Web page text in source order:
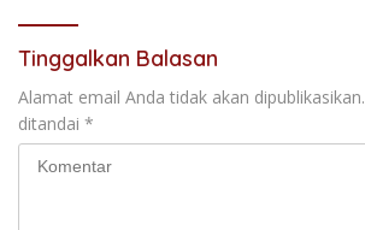
Tinggalkan Balasan
Alamat email Anda tidak akan dipublikasikan.
ditandai *